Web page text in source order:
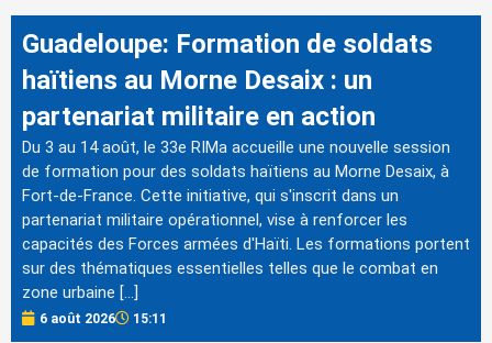
Guadeloupe: Formation de soldats
haïtiens au Morne Desaix : un
partenariat militaire en action
Du 3 au 14 août, le 33e RIMa accueille une nouvelle session
de formation pour des soldats haïtiens au Morne Desaix, à
Fort-de-France. Cette initiative, qui s'inscrit dans un
partenariat militaire opérationnel, vise à renforcer les
capacités des Forces armées d'Haïti. Les formations portent
sur des thématiques essentielles telles que le combat en
zone urbaine […]
6 août 2026 15:11